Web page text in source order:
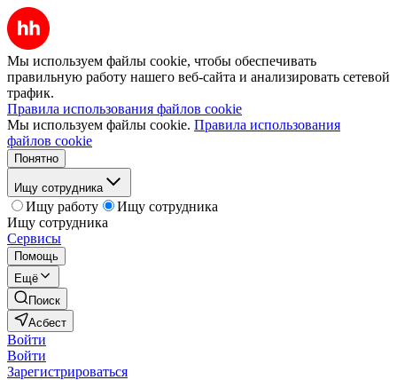
Мы используем файлы cookie, чтобы обеспечивать
правильную работу нашего веб-сайта и анализировать сетевой
трафик.
Правила использования файлов cookie
Мы используем файлы cookie. Правила использования
файлов cookie
Понятно
Ищу сотрудника
Ищу работу
Ищу сотрудника
Ищу сотрудника
Сервисы
Помощь
Ещё
Поиск
Асбест
Войти
Войти
Зарегистрироваться